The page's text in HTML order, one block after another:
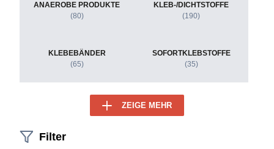
ANAEROBE PRODUKTE
(80)
KLEB-/DICHTSTOFFE
(190)
KLEBEBÄNDER
(65)
SOFORTKLEBSTOFFE
(35)
ZEIGE MEHR
Filter